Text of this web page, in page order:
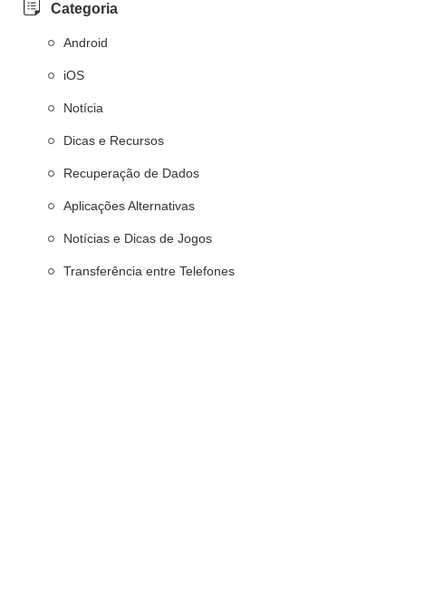
Categoria
Android
iOS
Notícia
Dicas e Recursos
Recuperação de Dados
Aplicações Alternativas
Notícias e Dicas de Jogos
Transferência entre Telefones